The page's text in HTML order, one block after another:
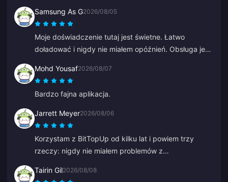
Samsung As G2026/08/05
Moje doświadczenie tutaj jest świetne. Łatwo
doładować i nigdy nie miałem opóźnień. Obsługa jest
Mohd Yousaf2026/08/07
Bardzo fajna aplikacja.
Jarrett Meyer2026/08/06
Korzystam z BitTopUp od kilku lat i powiem trzy
rzeczy: nigdy nie miałem problemów z
wszystko inne, czego próbowałem; i jest to
Tairin Gil2026/08/08